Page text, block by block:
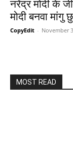
नरेंद्र मोदी के
मोदी बनवा
CopyEdit - November
MOST READ